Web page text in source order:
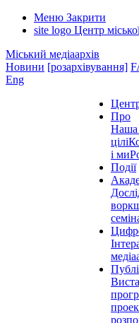
Меню Закрити
site logo Центр міської
Міський медіаархів
Новини [розархівування]
Eng
Про
Наша
цілі
і ми
Події